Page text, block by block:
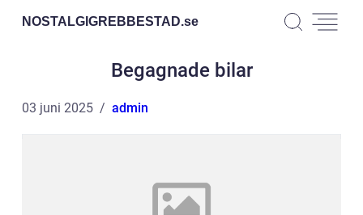
NOSTALGIGREBBESTAD.se
Begagnade bilar
03 juni 2025 admin